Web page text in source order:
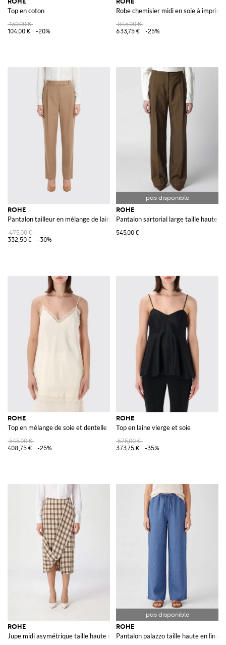
Top en coton
130,00 €
104,00 €
-20%
Robe chemisier midi en soie à
845,00 €
633,75 €
-25%
ROHE
Pantalon tailleur en mélange de laine vierge
475,00 €
332,50 €
-30%
ROHE
Pantalon sartorial large taille haute
545,00 €
ROHE
Top en mélange de soie et dentelle
545,00 €
408,75 €
-25%
ROHE
Top en laine vierge et soie
575,00 €
373,75 €
-35%
ROHE
Jupe midi asymétrique taille haute en lin à carreaux
ROHE
Pantalon palazzo taille haute en lin